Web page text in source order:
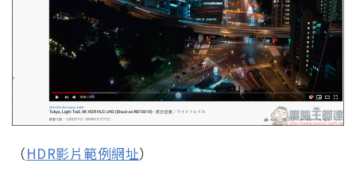
（HDR影片範例網址）